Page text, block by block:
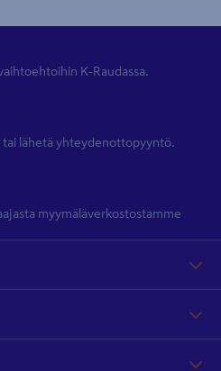
K-Raudassa.
tai lähetä yhteydenottopyyntö.
myymäläverkostostamme